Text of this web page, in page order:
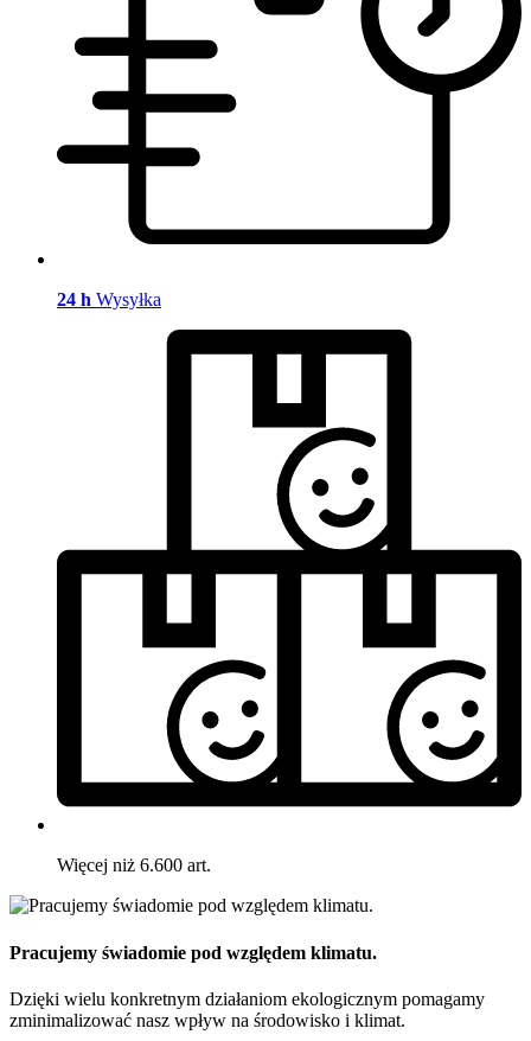
24 h Wysyłka
Więcej niż 6.600 art.
Pracujemy świadomie pod względem klimatu.
Dzięki wielu konkretnym działaniom ekologicznym pomagamy
zminimalizować nasz wpływ na środowisko i klimat.